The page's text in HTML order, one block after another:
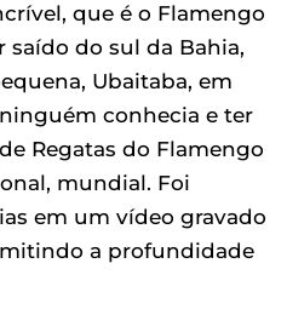
que é o Flamengo
saído do sul da Bahia,
Ubaitaba, em
conhecia e ter
Regatas do Flamengo
mundial. Foi
em um vídeo gravado
a profundidade